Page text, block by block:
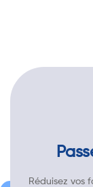
Réduisez vos